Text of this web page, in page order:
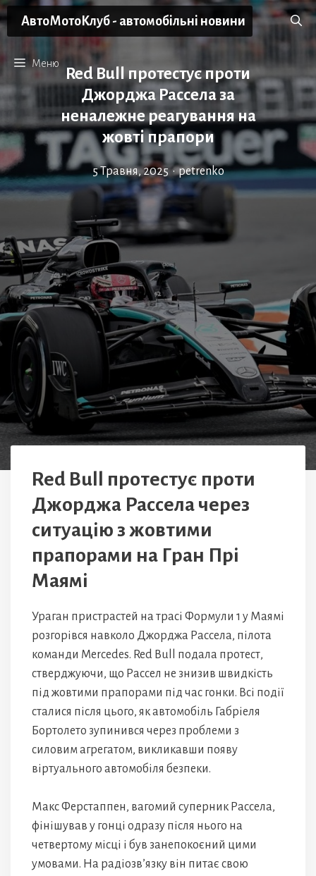
Перейти
до
АвтоМотоКлуб - автомобільні новини
Меню
Red Bull протестує проти
Джорджа Рассела за
неналежне реагування на
жовті прапори
5 Травня, 2025 • petrenko
Red Bull протестує проти
Джорджа Рассела через
ситуацію з жовтими
прапорами на Гран Прі
Маямі
Ураган пристрастей на трасі Формули 1 у Маямі
розгорівся навколо Джорджа Рассела, пілота
команди Mercedes. Red Bull подала протест,
стверджуючи, що Рассел не знизив швидкість
під жовтими прапорами під час гонки. Всі події
сталися після цього, як автомобіль Габріеля
Бортолето зупинився через проблеми з
силовим агрегатом, викликавши появу
віртуального автомобіля безпеки.
Макс Ферстаппен, вагомий суперник Рассела,
фінішував у гонці одразу після нього на
четвертому місці і був занепокоєний цими
умовами. На радіозв’язку він питає свою